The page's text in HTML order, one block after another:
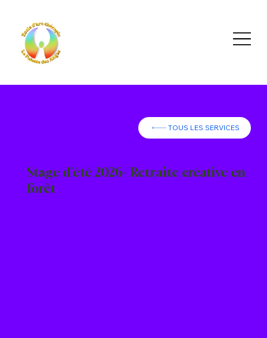
TOUS LES SERVICES
Stage d'été 2026- Retraite créative en
forêt